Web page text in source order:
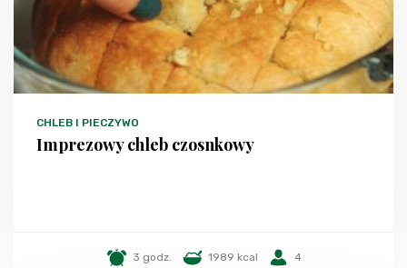
CHLEB I PIECZYWO
Imprezowy chleb czosnkowy
3 godz. 1989 kcal 4